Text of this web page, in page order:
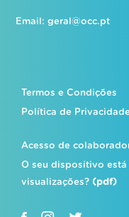
Email:geral@occ.pt
Termos e Condições
Política de Privacidade
Acesso de
O seu dispositivo
visualizações?(pdf)